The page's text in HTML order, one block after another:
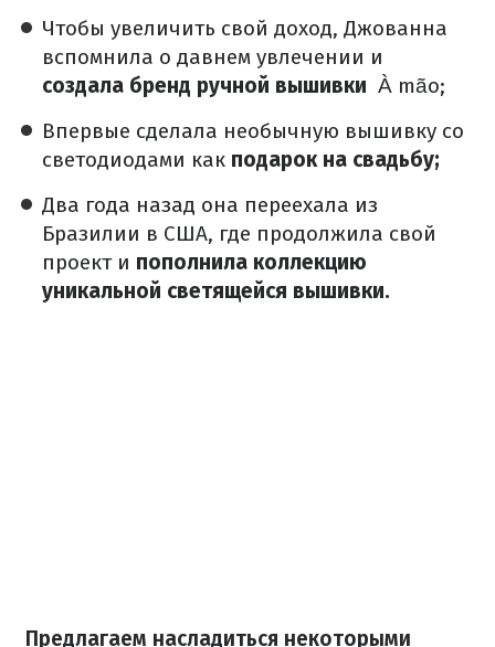
Чтобы увеличить свой доход, Джованна
вспомнила о давнем увлечении и
создала бренд ручной вышивки À mão;
Впервые сделала необычную вышивку со
светодиодами как подарок на свадьбу;
Два года назад она переехала из
Бразилии в США, где продолжила свой
проект и пополнила коллекцию
уникальной светящейся вышивки.
Предлагаем насладиться некоторыми